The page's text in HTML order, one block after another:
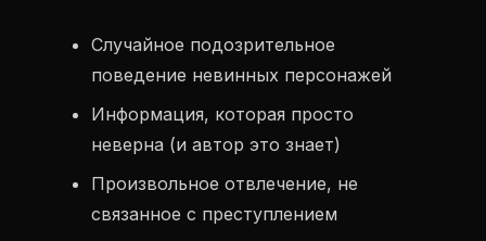
Случайное подозрительное
поведение невинных персонажей
Информация, которая просто
неверна (и автор это знает)
Произвольное отвлечение, не
связанное с преступлением